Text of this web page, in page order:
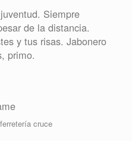
Siempre
de la distancia.
y tus risas. Jabonero
primo.
cruce